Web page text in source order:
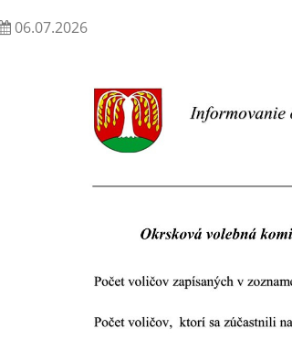
06.07.2026